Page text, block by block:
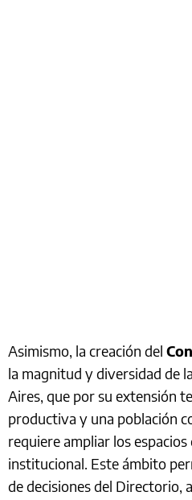
Asimismo, la creación del
la magnitud y diversidad de
Aires, que por su extensión
productiva y una población
requiere ampliar los
institucional. Este ámbito
de decisiones del Directorio,